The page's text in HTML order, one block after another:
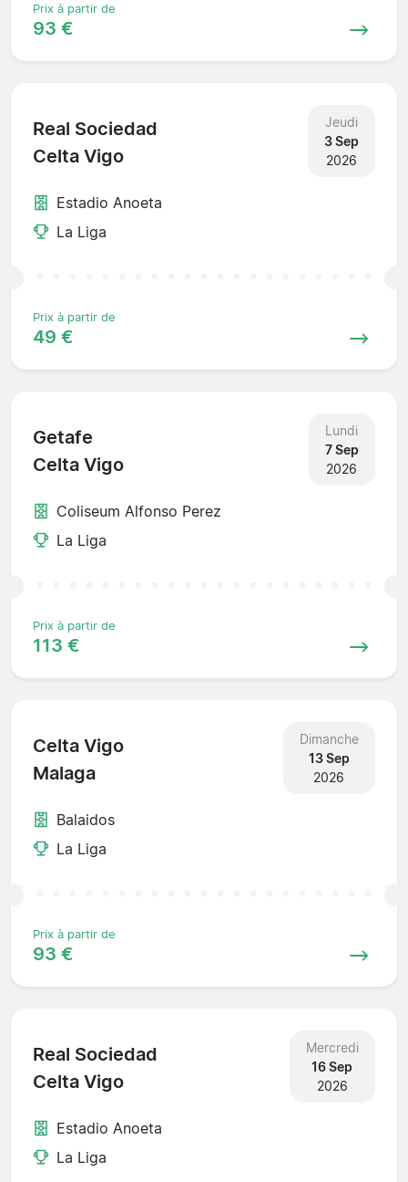
Prix à partir de
93 €
Real Sociedad
Celta Vigo
Jeudi
3 Sep
2026
Estadio Anoeta
La Liga
Prix à partir de
49 €
Getafe
Celta Vigo
Lundi
7 Sep
2026
Coliseum Alfonso Perez
La Liga
Prix à partir de
113 €
Celta Vigo
Malaga
Dimanche
13 Sep
2026
Balaidos
La Liga
Prix à partir de
93 €
Real Sociedad
Celta Vigo
Mercredi
16 Sep
2026
Estadio Anoeta
La Liga